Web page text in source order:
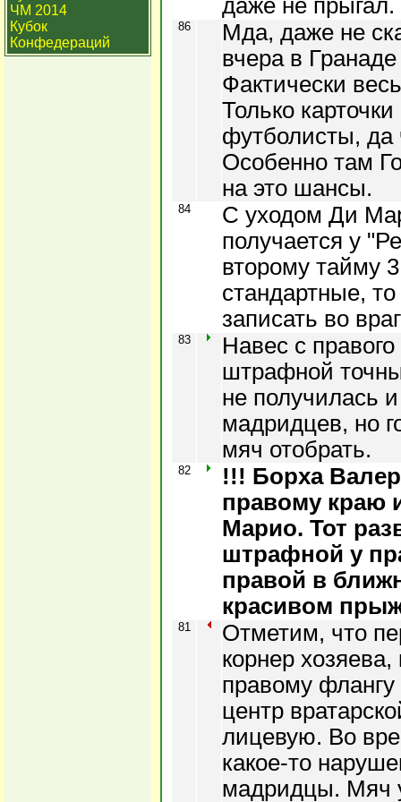
ЧМ 2014
Кубок
Конфедераций
даже не прыгал.
86
Мда, даже не
вчера в
Фактически
Только
футболисты, да
Особенно там
на это шансы.
84
С уходом Ди
получается у
второму тайму
стандартные,
записать во
83
Навес с
штрафной
не получилась и
мадридцев, но
мяч отобрать.
82
!!! Борха
правому краю
Марио. Тот
штрафной у
правой в
красивом
81
Отметим, что
корнер хозяева,
правому
центр
лицевую. Во
какое-то
мадридцы. Мяч